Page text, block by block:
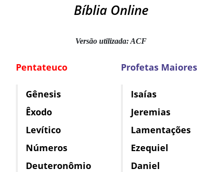
Bíblia Online
Versão utilizada: ACF
Pentateuco
Gênesis
Êxodo
Levítico
Números
Deuteronômio
Profetas Maiores
Isaías
Jeremias
Lamentações
Ezequiel
Daniel